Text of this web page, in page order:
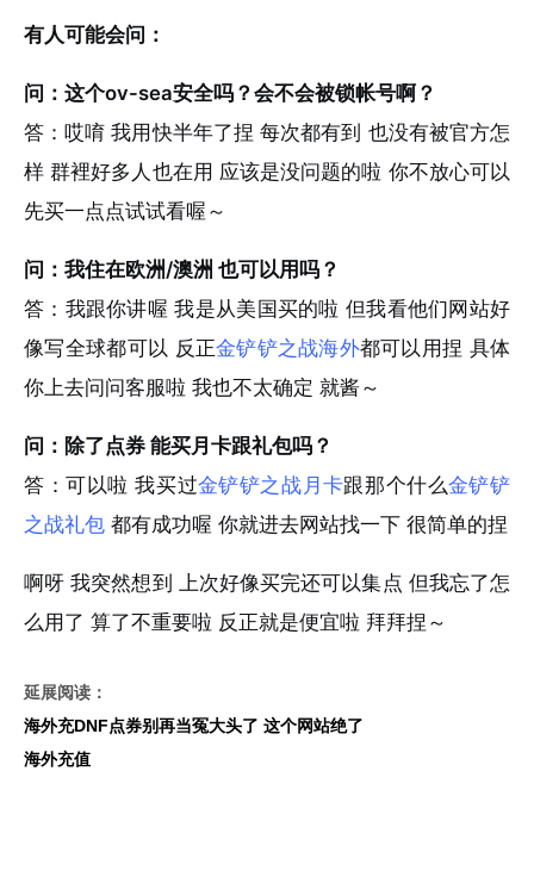
有人可能会问：
问：这个ov-sea安全吗？会不会被锁帐号啊？
答：哎唷 我用快半年了捏 每次都有到 也没有被官方怎
样 群裡好多人也在用 应该是没问题的啦 你不放心可以
先买一点点试试看喔～
问：我住在欧洲/澳洲 也可以用吗？
答：我跟你讲喔 我是从美国买的啦 但我看他们网站好
像写全球都可以 反正金铲铲之战海外都可以用捏 具体
你上去问问客服啦 我也不太确定 就酱～
问：除了点券 能买月卡跟礼包吗？
答：可以啦 我买过金铲铲之战月卡跟那个什么金铲铲
之战礼包都有成功喔 你就进去网站找一下 很简单的捏
啊呀 我突然想到 上次好像买完还可以集点 但我忘了怎
么用了 算了不重要啦 反正就是便宜啦 拜拜捏～
延展阅读：
海外充DNF点券别再当冤大头了 这个网站绝了
海外充值